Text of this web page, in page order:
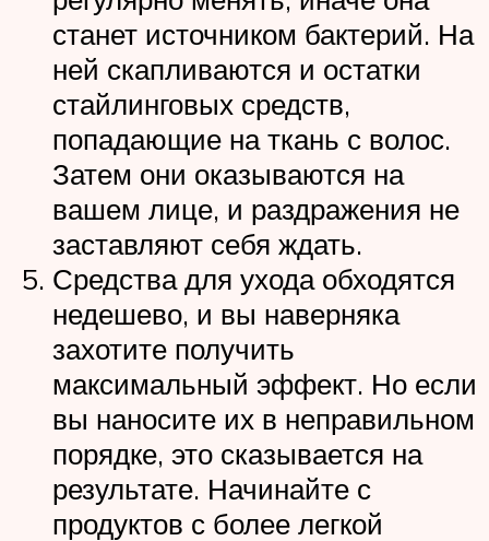
станет источником бактерий. На
ней скапливаются и остатки
стайлинговых средств,
попадающие на ткань с волос.
Затем они оказываются на
вашем лице, и раздражения не
заставляют себя ждать.
Средства для ухода обходятся
недешево, и вы наверняка
захотите получить
максимальный эффект. Но если
вы наносите их в неправильном
порядке, это сказывается на
результате. Начинайте с
продуктов с более легкой